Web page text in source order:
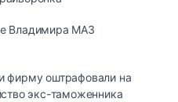
Владимира МАЗ
фирму оштрафовали на
экс-таможенника